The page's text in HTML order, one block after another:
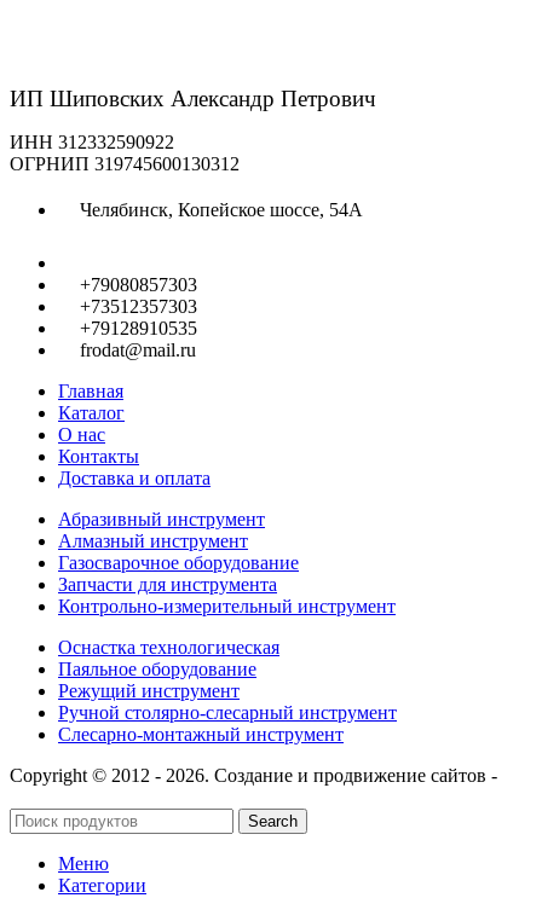
ИП Шиповских Александр Петрович
ИНН 312332590922
ОГРНИП 319745600130312
Челябинск, Копейское шоссе, 54А
+79080857303
+73512357303
+79128910535
frodat@mail.ru
Главная
Каталог
О нас
Контакты
Доставка и оплата
Абразивный инструмент
Алмазный инструмент
Газосварочное оборудование
Запчасти для инструмента
Контрольно-измерительный инструмент
Оснастка технологическая
Паяльное оборудование
Режущий инструмент
Ручной столярно-слесарный инструмент
Слесарно-монтажный инструмент
Copyright © 2012 - 2026. Создание и продвижение сайтов -
Search
Меню
Категории